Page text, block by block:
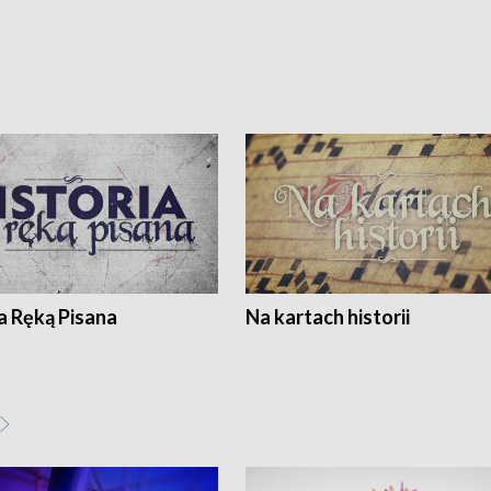
Ręką Pisana Na kartach historii